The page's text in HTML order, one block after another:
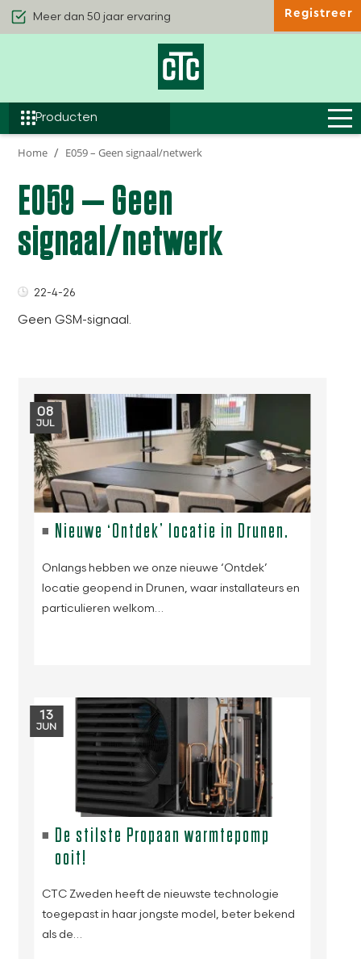
Kwaliteit & Comfort
Efficiëntie
Producten
Registreer
Home E059 – Geen signaal/netwerk
E059 – Geen
signaal/netwerk
22-4-26
Geen GSM-signaal.
08
JUL
Nieuwe ‘Ontdek’ locatie in Drunen.
Onlangs hebben we onze nieuwe ‘Ontdek’
locatie geopend in Drunen, waar installateurs en
particulieren welkom…
13
JUN
De stilste Propaan warmtepomp
ooit!
CTC Zweden heeft de nieuwste technologie
toegepast in haar jongste model, beter bekend
als de…